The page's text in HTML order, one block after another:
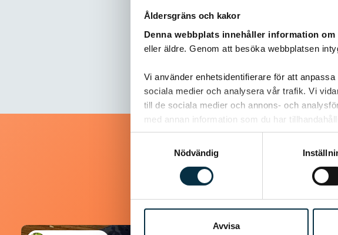
Åldersgräns och kakor
Denna webbplats innehåller information
eller äldre. Genom att besöka webbplatsen
Vi använder enhetsidentifierare för att
sociala medier och analysera vår trafik. Vi
till de sociala medier och annons- och
med annan information som du har
Nödvändig
Avvisa